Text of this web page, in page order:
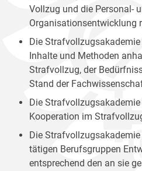
Vollzug und die Personal-
Organisationsentwicklung
Die
Inhalte und Methoden
Strafvollzug, der
Stand der
Die
Kooperation im
Die
tätigen Berufsgruppen
entsprechend den an sie